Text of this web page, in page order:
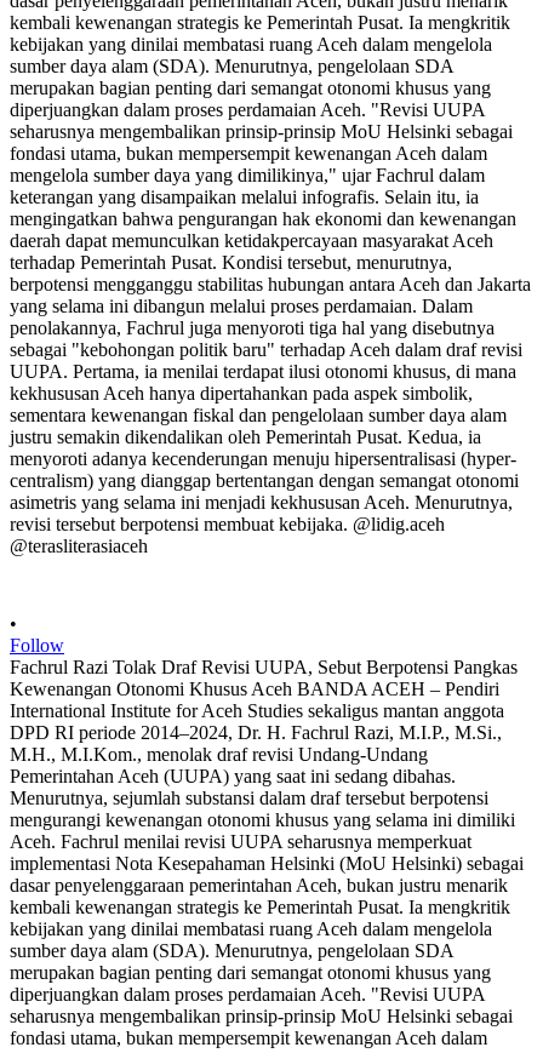
•
Follow
Fachrul Razi Tolak Draf Revisi UUPA, Sebut Berpotensi Pangkas
Kewenangan Otonomi Khusus Aceh BANDA ACEH – Pendiri
International Institute for Aceh Studies sekaligus mantan anggota
DPD RI periode 2014–2024, Dr. H. Fachrul Razi, M.I.P., M.Si.,
M.H., M.I.Kom., menolak draf revisi Undang-Undang
Pemerintahan Aceh (UUPA) yang saat ini sedang dibahas.
Menurutnya, sejumlah substansi dalam draf tersebut berpotensi
mengurangi kewenangan otonomi khusus yang selama ini dimiliki
Aceh. Fachrul menilai revisi UUPA seharusnya memperkuat
implementasi Nota Kesepahaman Helsinki (MoU Helsinki) sebagai
dasar penyelenggaraan pemerintahan Aceh, bukan justru menarik
kembali kewenangan strategis ke Pemerintah Pusat. Ia mengkritik
kebijakan yang dinilai membatasi ruang Aceh dalam mengelola
sumber daya alam (SDA). Menurutnya, pengelolaan SDA
merupakan bagian penting dari semangat otonomi khusus yang
diperjuangkan dalam proses perdamaian Aceh. "Revisi UUPA
seharusnya mengembalikan prinsip-prinsip MoU Helsinki sebagai
fondasi utama, bukan mempersempit kewenangan Aceh dalam